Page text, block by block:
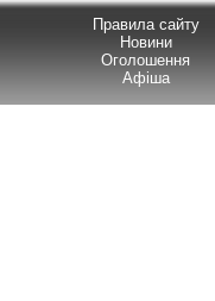
Правила сайту
Новини
Оголошення
Афіша